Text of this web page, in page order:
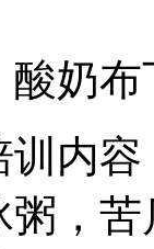
奶
训内容
，